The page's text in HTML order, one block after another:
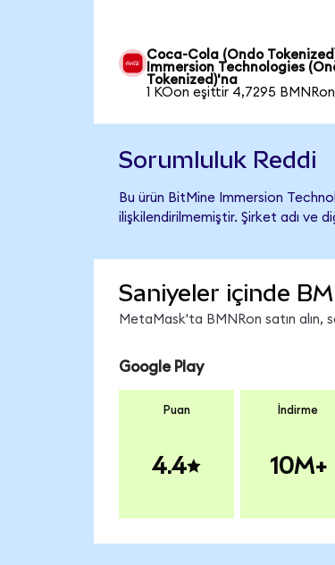
Coca-Cola (Ondo
Immersion Technologies
Tokenized)'na
1 KOon eşittir 4,7295 BMNRon
Sorumluluk Reddi
Bu ürün BitMine Immersion
ilişkilendirilmemiştir. Şirket adı ve
Saniyeler içinde
MetaMask'ta BMNRon satın alın,
Google Play
Puan
4.4
İndirme
10M+